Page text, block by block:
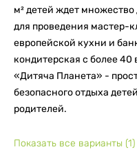
м² детей ждет
для проведения мастер-
европейской кухни и
кондитерская с более 40
«Дитяча Планета» -
безопасного отдыха
родителей.
Показать все варианты (1)